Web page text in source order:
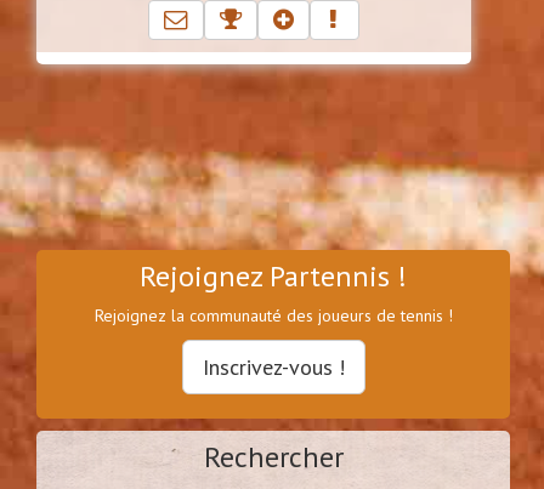
Rejoignez Partennis !
Rejoignez la communauté des joueurs de tennis !
Inscrivez-vous !
Rechercher